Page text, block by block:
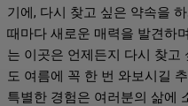
기에, 다시 찾고 싶은 약속을
때마다 새로운 매력을 발견하
는 이곳은 언제든지 다시 찾고
도 여름에 꼭 한 번 와보시길
특별한 경험은 여러분의 삶에